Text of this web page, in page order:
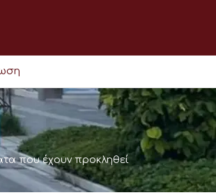
που έχουν προκληθεί